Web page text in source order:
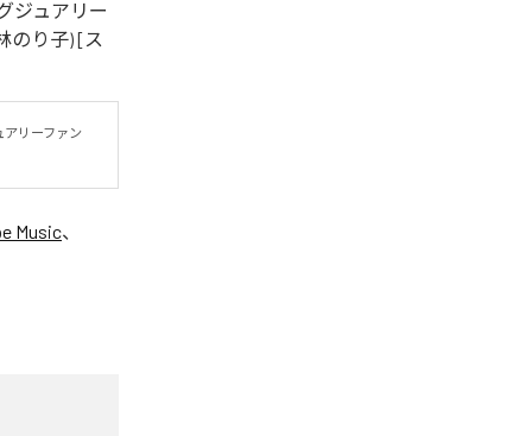
ジュアリー
のり子) [ス
アリーファン
Music、